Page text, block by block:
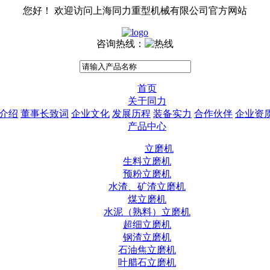
您好！ 欢迎访问上海同力重型机械有限公司官方网站
咨询热线：
首页
关于同力
绍 董事长致词 企业文化 发展历程 装备实力 合作伙伴 企业资
产品中心
立磨机
生料立磨机
预粉立磨机
水渣、矿渣立磨机
煤立磨机
水泥（熟料）立磨机
超细立磨机
钢渣立磨机
石油焦立磨机
叶腊石立磨机